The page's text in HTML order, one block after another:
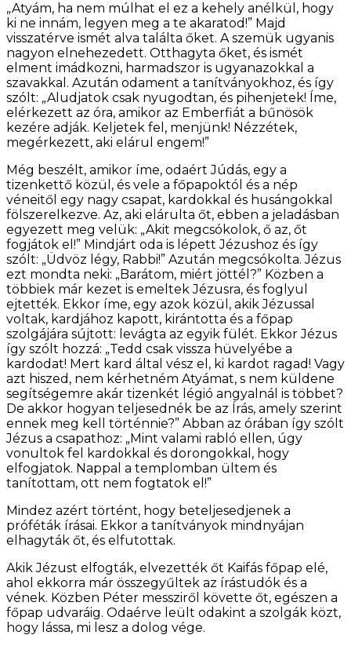
„Atyám, ha nem múlhat el ez a kehely anélkül, hogy
ki ne innám, legyen meg a te akaratod!” Majd
visszatérve ismét alva találta őket. A szemük ugyanis
nagyon elnehezedett. Otthagyta őket, és ismét
elment imádkozni, harmadszor is ugyanazokkal a
szavakkal. Azután odament a tanítványokhoz, és így
szólt: „Aludjatok csak nyugodtan, és pihenjetek! Íme,
elérkezett az óra, amikor az Emberfiát a bűnösök
kezére adják. Keljetek fel, menjünk! Nézzétek,
megérkezett, aki elárul engem!”
Még beszélt, amikor íme, odaért Júdás, egy a
tizenkettő közül, és vele a főpapoktól és a nép
véneitől egy nagy csapat, kardokkal és husángokkal
fölszerelkezve. Az, aki elárulta őt, ebben a jeladásban
egyezett meg velük: „Akit megcsókolok, ő az, őt
fogjátok el!” Mindjárt oda is lépett Jézushoz és így
szólt: „Üdvöz légy, Rabbi!” Azután megcsókolta. Jézus
ezt mondta neki: „Barátom, miért jöttél?” Közben a
többiek már kezet is emeltek Jézusra, és foglyul
ejtették. Ekkor íme, egy azok közül, akik Jézussal
voltak, kardjához kapott, kirántotta és a főpap
szolgájára sújtott: levágta az egyik fülét. Ekkor Jézus
így szólt hozzá: „Tedd csak vissza hüvelyébe a
kardodat! Mert kard által vész el, ki kardot ragad! Vagy
azt hiszed, nem kérhetném Atyámat, s nem küldene
segítségemre akár tizenkét légió angyalnál is többet?
De akkor hogyan teljesednék be az Írás, amely szerint
ennek meg kell történnie?” Abban az órában így szólt
Jézus a csapathoz: „Mint valami rabló ellen, úgy
vonultok fel kardokkal és dorongokkal, hogy
elfogjatok. Nappal a templomban ültem és
tanítottam, ott nem fogtatok el!”
Mindez azért történt, hogy beteljesedjenek a
próféták írásai. Ekkor a tanítványok mindnyájan
elhagyták őt, és elfutottak.
Akik Jézust elfogták, elvezették őt Kaifás főpap elé,
ahol ekkorra már összegyűltek az írástudók és a
vének. Közben Péter messziről követte őt, egészen a
főpap udvaráig. Odaérve leült odakint a szolgák közt,
hogy lássa, mi lesz a dolog vége.